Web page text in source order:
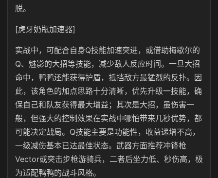
脱。
[虎牙奶瓶加速器]
实战中，可配合自身Q技能加速突进，或借助梅歇尔的
Q、魅影的大招等技能，减少敌人反应时间。一旦大招
命中，鸭鸭还能获得护盾，抵挡敌方最猛烈的反扑。因
此，该角色的加点思路十分清晰，优先升级一技能，确
保自己和队友获得最大增益；其次是大招，虽伤害一
般，但强大的控制效果在实战中哪怕带来几秒优势，都
可能决定战局。Q技能主要是功能性，收益递增不高，
一级减伤基本已达最佳状态。武器方面推荐冲锋枪
Vector或突击步枪游骑兵，二者后坐力低、秒伤高，极
为适配鸭鸭的战斗风格。